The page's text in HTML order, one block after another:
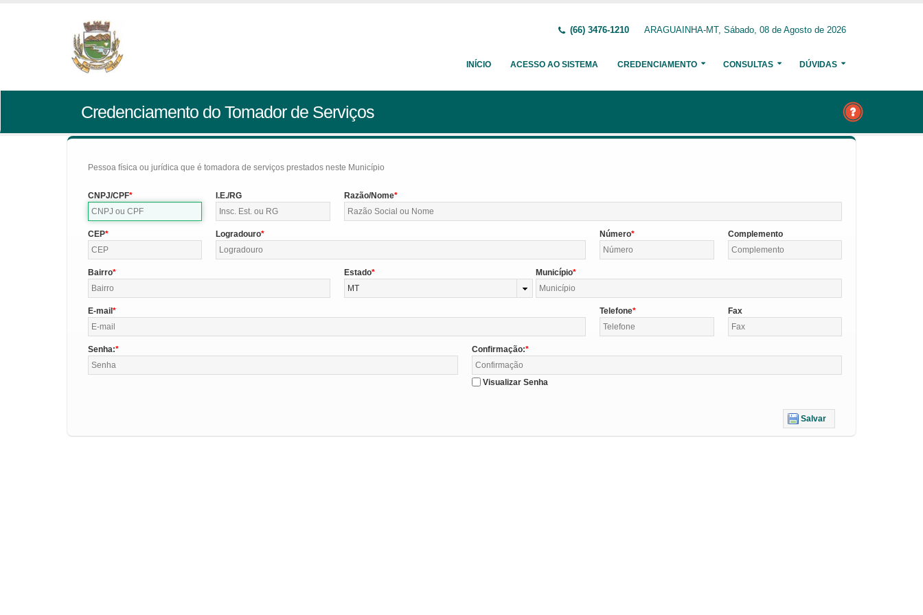
(66) 3476-1210 ARAGUAINHA-MT, Sábado, 08 de Agosto de 2026
INÍCIO ACESSO AO SISTEMA CREDENCIAMENTO CONSULTAS DÚVIDAS
Credenciamento do Tomador de Serviços
Pessoa física ou jurídica que é tomadora de serviços prestados neste Município
CNPJ/CPF I.E./RG Razão/Nome
CEP Logradouro Número Complemento
Bairro
Estado
MT
Município
E-mail Telefone Fax
Senha: Confirmação:
Visualizar Senha
Salvar